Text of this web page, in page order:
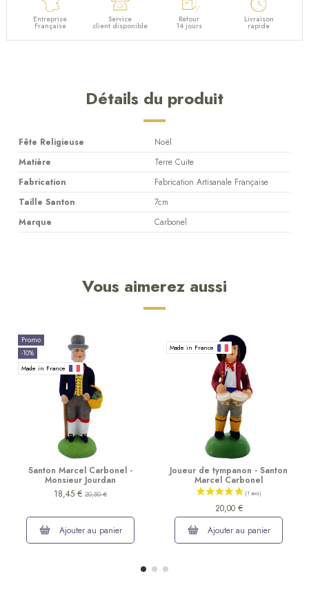
Entreprise
Française
Service
client disponible
Retour
14 jours
Livraison
rapide
Détails du produit
Fête Religieuse
Noël
Matière
Terre Cuite
Fabrication
Fabrication Artisanale Française
Taille Santon
7cm
Marque
Carbonel
Vous aimerez aussi
Promo
-10%
Made in France
Santon Marcel Carbonel -
Monsieur Jourdan
18,45 € 20,50 €
Ajouter au panier
Made in France
Joueur de tympanon - Santon
Marcel Carbonel
20,00 €
Ajouter au panier